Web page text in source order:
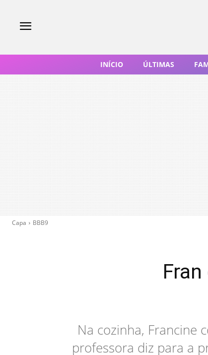
INÍCIO ÚLTIMAS
Capa BBB9
Na cozinha, Francine
professora diz para a